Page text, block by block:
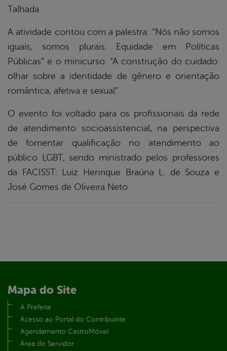
Talhada.
A atividade contou com a palestra: “Nós não somos
iguais, somos plurais: Equidade em Políticas
Públicas” e o minicurso: “A construção do cuidado:
olhar sobre a identidade de gênero e orientação
romântica, afetiva e sexual”.
O evento foi voltado para os profissionais da rede
de atendimento socioassistencial, na perspectiva
de fomentar qualificação no atendimento ao
público LGBT, sendo ministrado pelos professores
da FACISST: Luiz Henrique Braúna L. de Souza e
José Gomes de Oliveira Neto.
Mapa do Site
A Prefeita
Acesso ao Portal do Contribuinte
Agendamento CastroMóvel
Área do Servidor